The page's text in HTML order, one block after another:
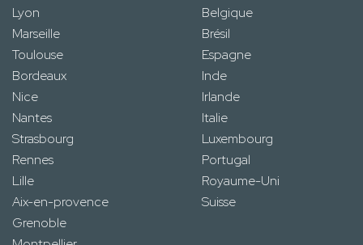
Lyon
Marseille
Toulouse
Bordeaux
Nice
Nantes
Strasbourg
Rennes
Lille
Aix-en-provence
Grenoble
Belgique
Brésil
Espagne
Inde
Irlande
Italie
Luxembourg
Portugal
Royaume-Uni
Suisse